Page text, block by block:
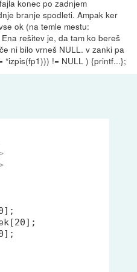
konec po zadnjem
branje spodleti. Ampak ker
ok (na temle mestu:
rešitev je, da tam ko bereš
ni bilo vrneš NULL. v zanki pa
*izpis(fp1))) != NULL ) {printf...};
];
20];
];